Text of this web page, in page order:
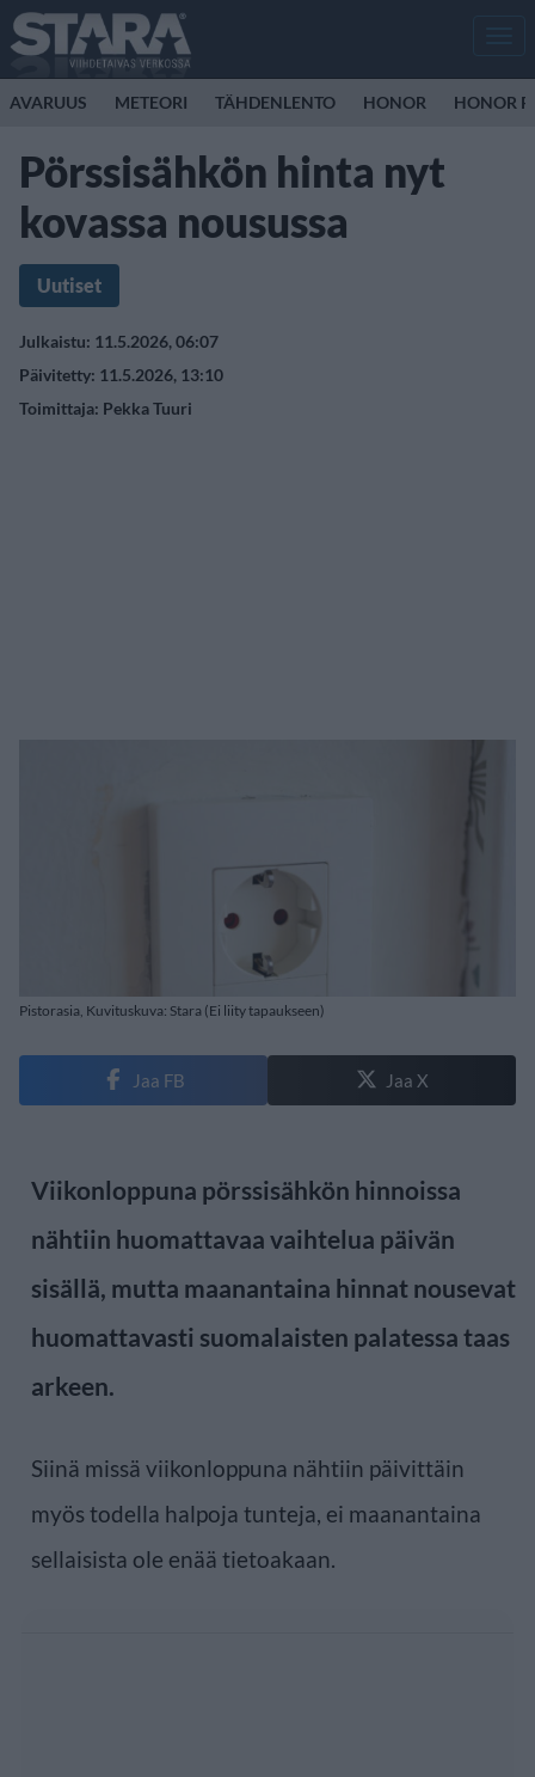
AVARUUS METEORI TÄHDENLENTO HONOR HONOR
Pörssisähkön hinta nyt
kovassa nousussa
Uutiset
Julkaistu: 11.5.2026, 06:07
Päivitetty: 11.5.2026, 13:10
Toimittaja: Pekka Tuuri
Pistorasia, Kuvituskuva: Stara (Ei liity tapaukseen)
Jaa FB Jaa X
Viikonloppuna pörssisähkön hinnoissa
nähtiin huomattavaa vaihtelua päivän
sisällä, mutta maanantaina hinnat nousevat
huomattavasti suomalaisten palatessa taas
arkeen.
Siinä missä viikonloppuna nähtiin päivittäin
myös todella halpoja tunteja, ei maanantaina
sellaisista ole enää tietoakaan.